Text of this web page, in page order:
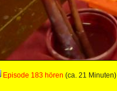
Episode 183 hören (ca. 21 Minuten)